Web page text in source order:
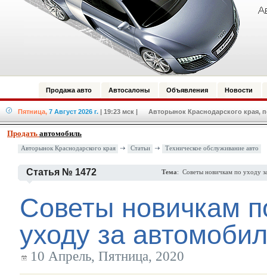
Продажа авто Автосалоны Объявления Новости
Пятница, 7 Август 2026 г. | 19:23 мск | Авторынок Краснодарского края,
Продать автомобиль
Авторынок Краснодарского края Статьи Техническое обслуживание авто
Статья № 1472 Тема: Советы новичкам по уходу
Советы новичкам
уходу за
10 Апрель, Пятница, 2020